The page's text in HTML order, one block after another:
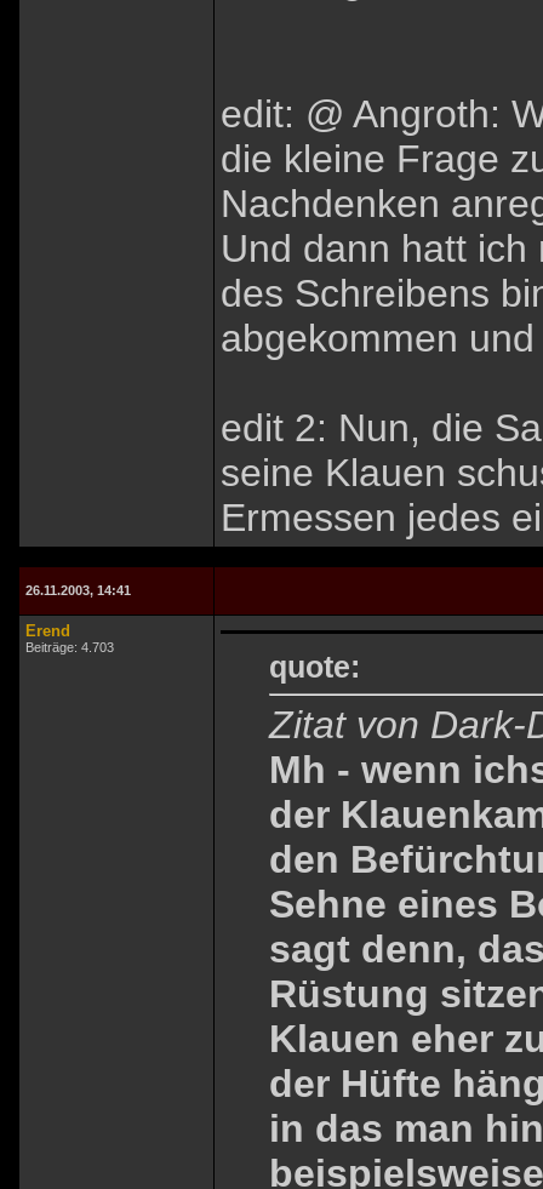
edit: @ Angroth:
die kleine Frage
Nachdenken
Und dann hatt
des Schreibens
abgekommen
edit 2: Nun, die
seine Klauen
Ermessen jedes
26.11.2003, 14:41
Erend
Beiträge: 4.703
quote:
Zitat von Dark-
Mh - wenn
der
den
Sehne eines
sagt denn,
Rüstung
Klauen eher
der Hüfte
in das man